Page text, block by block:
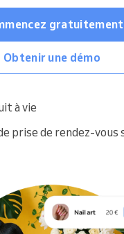
gratuitement
Obtenir une démo
à vie
prise de rendez-vous